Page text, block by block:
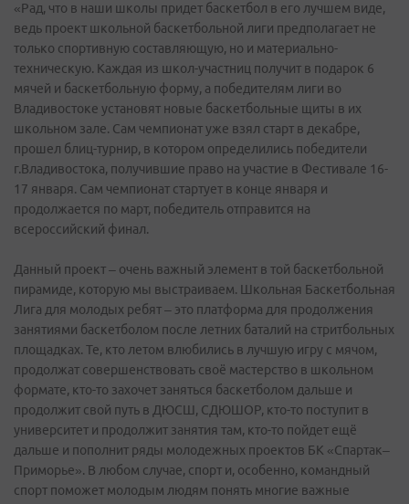
«Рад, что в наши школы придет баскетбол в его лучшем виде,
ведь проект школьной баскетбольной лиги предполагает не
только спортивную составляющую, но и материально-
техническую. Каждая из школ-участниц получит в подарок 6
мячей и баскетбольную форму, а победителям лиги во
Владивостоке установят новые баскетбольные щиты в их
школьном зале. Сам чемпионат уже взял старт в декабре,
прошел блиц-турнир, в котором определились победители
г.Владивостока, получившие право на участие в Фестивале 16-
17 января. Сам чемпионат стартует в конце января и
продолжается по март, победитель отправится на
всероссийский финал.
Данный проект – очень важный элемент в той баскетбольной
пирамиде, которую мы выстраиваем. Школьная Баскетбольная
Лига для молодых ребят – это платформа для продолжения
занятиями баскетболом после летних баталий на стритбольных
площадках. Те, кто летом влюбились в лучшую игру с мячом,
продолжат совершенствовать своё мастерство в школьном
формате, кто-то захочет заняться баскетболом дальше и
продолжит свой путь в ДЮСШ, СДЮШОР, кто-то поступит в
университет и продолжит занятия там, кто-то пойдет ещё
дальше и пополнит ряды молодежных проектов БК «Спартак–
Приморье». В любом случае, спорт и, особенно, командный
спорт поможет молодым людям понять многие важные